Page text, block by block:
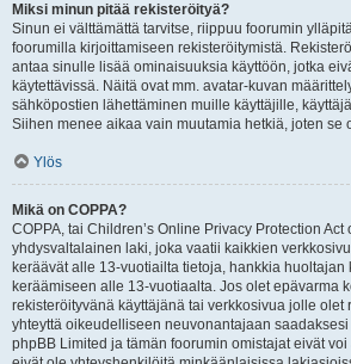
Miksi minun pitää rekisteröityä?
Sinun ei välttämättä tarvitse, riippuu foorumin
foorumilla kirjoittamiseen rekisteröitymistä.
antaa sinulle lisää ominaisuuksia käyttöön, jotka
käytettävissä. Näitä ovat mm. avatar-kuvan
sähköpostien lähettäminen muille käyttäjille,
Siihen menee aikaa vain muutamia hetkiä, joten se
Ylös
Mikä on COPPA?
COPPA, tai Children’s Online Privacy Protection Act
yhdysvaltalainen laki, joka vaatii kaikkien
keräävät alle 13-vuotiailta tietoja, hankkia
keräämiseen alle 13-vuotiaalta. Jos olet epävarma
rekisteröityvänä käyttäjänä tai verkkosivua jolle olet
yhteyttä oikeudelliseen neuvonantajaan
phpBB Limited ja tämän foorumin omistajat eivät